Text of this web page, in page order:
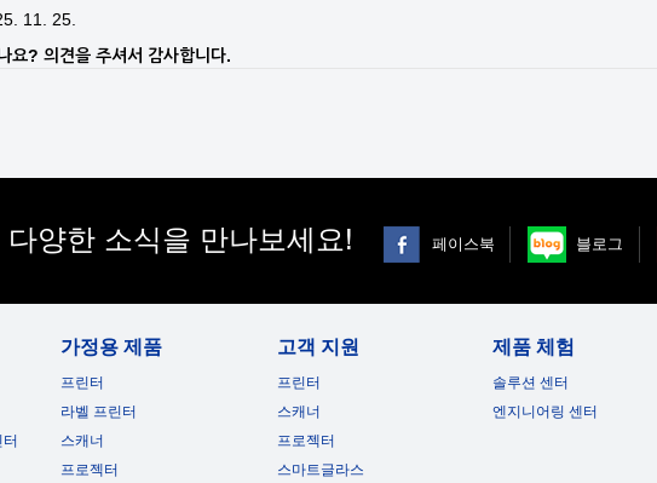
11. 25.
요? 의견을 주셔서 감사합니다.
다양한 소식을 만나보세요! 페이스북 블로그
가정용 제품
프린터
라벨 프린터
스캐너
프로젝터
고객 지원
프린터
스캐너
프로젝터
스마트글라스
제품 체험
솔루션 센터
엔지니어링 센터